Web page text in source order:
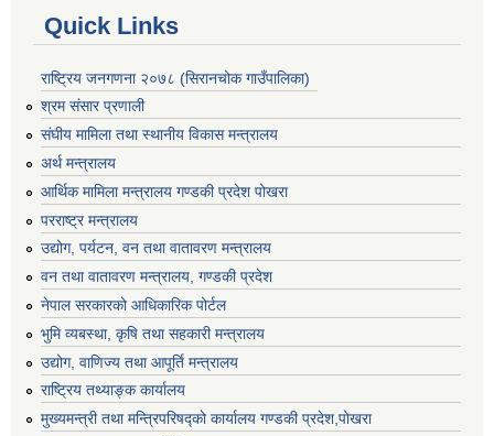
Quick Links
राष्ट्रिय जनगणना २०७८ (सिरानचोक गाउँपालिका)
श्रम संसार प्रणाली
संघीय मामिला तथा स्थानीय विकास मन्त्रालय
अर्थ मन्त्रालय
आर्थिक मामिला मन्त्रालय गण्डकी प्रदेश पोखरा
परराष्ट्र मन्त्रालय
उद्योग, पर्यटन, वन तथा वातावरण मन्त्रालय
वन तथा वातावरण मन्त्रालय, गण्डकी प्रदेश
नेपाल सरकारको आधिकारिक पोर्टल
भुमि व्यबस्था, कृषि तथा सहकारी मन्त्रालय
उद्योग, वाणिज्य तथा आपूर्ति मन्त्रालय
राष्ट्रिय तथ्याङ्क कार्यालय
मुख्यमन्त्री तथा मन्त्रिपरिषद्को कार्यालय गण्डकी प्रदेश,पोखरा